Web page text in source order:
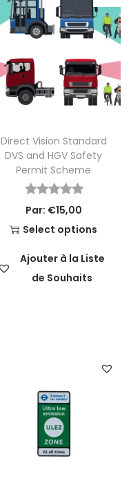
Direct Vision Standard
DVS and HGV Safety
Permit Scheme
Par: €15,00
Select options
Ajouter à la Liste
de Souhaits